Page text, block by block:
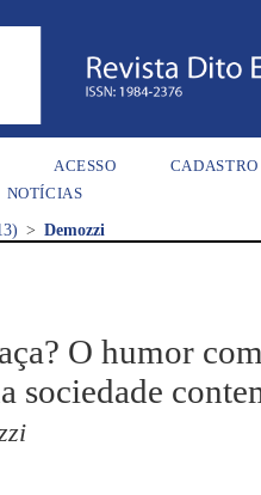
ACESSO
CADASTRO
NOTÍCIAS
> Demozzi
O humor
sociedade